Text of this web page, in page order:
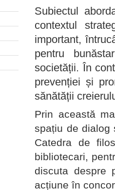
Subiectul
contextul
important,
pentru
societății. În
prevenției și
sănătății
Prin această
spațiu de dialog
Catedra de
bibliotecari,
discuta despre
acțiune în